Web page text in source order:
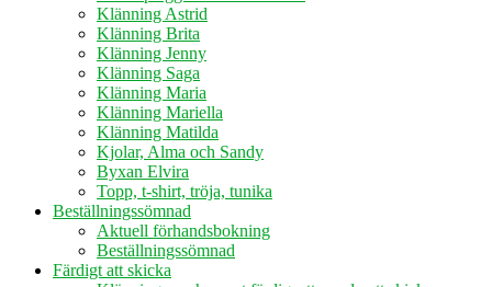
Klänning Astrid
Klänning Brita
Klänning Jenny
Klänning Saga
Klänning Maria
Klänning Mariella
Klänning Matilda
Kjolar, Alma och Sandy
Byxan Elvira
Topp, t-shirt, tröja, tunika
Beställningssömnad
Aktuell förhandsbokning
Beställningssömnad
Färdigt att skicka